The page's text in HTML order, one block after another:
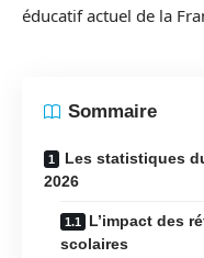
éducatif actuel de la
Sommaire
Les statistiques
2026
L’impact des
scolaires